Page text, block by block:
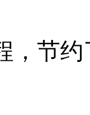
，节